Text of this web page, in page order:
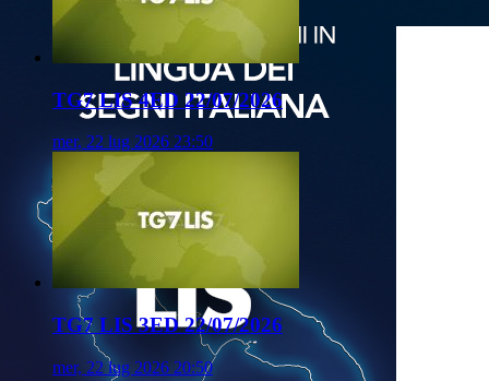
TG7 LIS 4ED 22/07/2026
mer, 22 lug 2026 23:50
TG7 LIS 3ED 22/07/2026
mer, 22 lug 2026 20:50